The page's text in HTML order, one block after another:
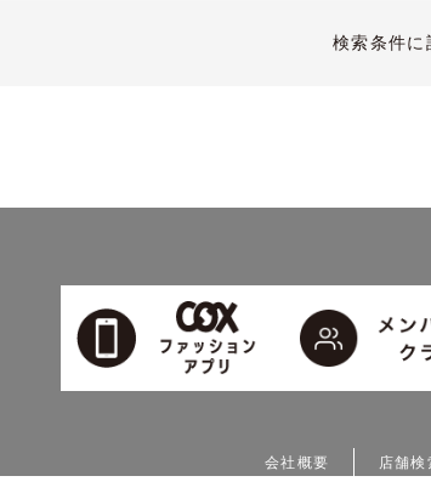
検索条件に
会社概要 店舗検